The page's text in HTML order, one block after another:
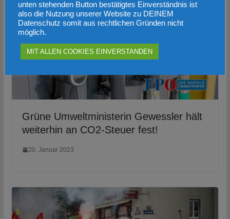
Grüne Umweltministerin Gewessler hält
weiterhin an CO2-Steuer fest!
20. Januar 2023
unten stehenden Button bestätigtes Einverständnis ist
also die Nutzung unserer Website zu DEINEM
Datenschutz somit aus rechtlichen Gründen nicht
möglich.
MIT ALLEN COOKIES EINVERSTANDEN